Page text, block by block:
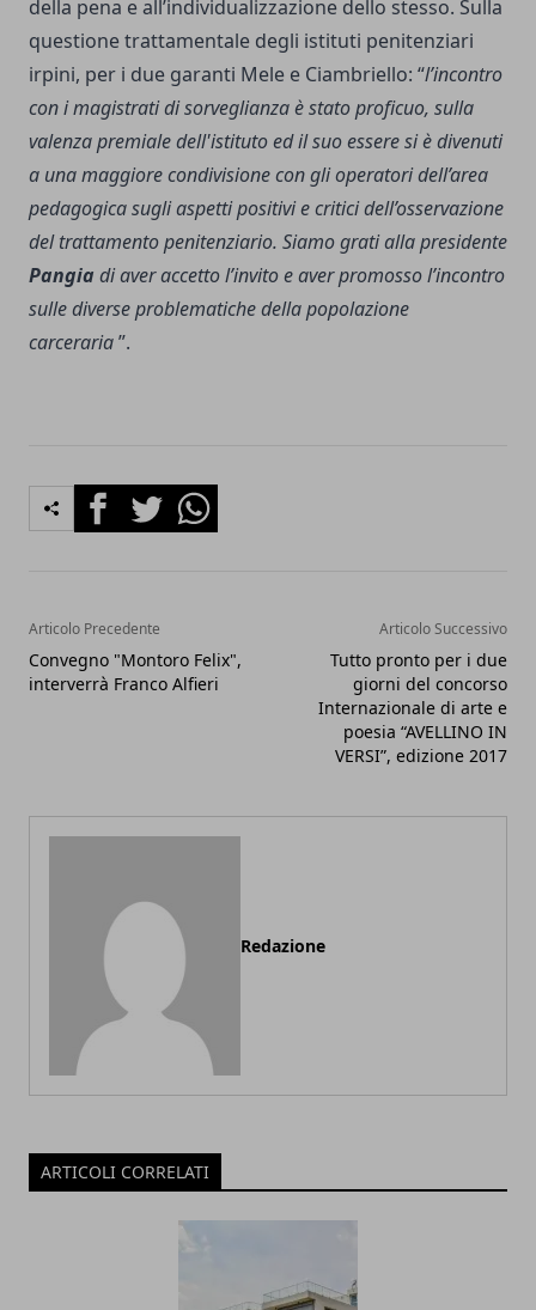
della pena e all’individualizzazione dello stesso. Sulla
questione trattamentale degli istituti penitenziari
irpini, per i due garanti Mele e Ciambriello: “l’incontro
con i magistrati di sorveglianza è stato proficuo, sulla
valenza premiale dell'istituto ed il suo essere si è divenuti
a una maggiore condivisione con gli operatori dell’area
pedagogica sugli aspetti positivi e critici dell’osservazione
del trattamento penitenziario. Siamo grati alla presidente
Pangia di aver accetto l’invito e aver promosso l’incontro
sulle diverse problematiche della popolazione
carceraria”.
FacebookTwitterWhatsapp
Articolo Precedente
Convegno "Montoro Felix",
interverrà Franco Alfieri
Articolo Successivo
Tutto pronto per i due
giorni del concorso
Internazionale di arte e
poesia “AVELLINO IN
VERSI”, edizione 2017
Redazione
ARTICOLI CORRELATI